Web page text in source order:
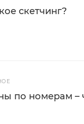
скетчинг?
по номерам –